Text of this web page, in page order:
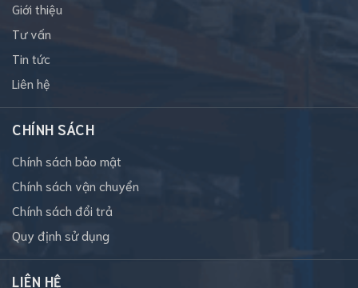
Giới thiệu
Tư vấn
Tin tức
Liên hệ
CHÍNH SÁCH
Chính sách bảo mật
Chính sách vận chuyển
Chính sách đổi trả
Quy định sử dụng
LIÊN HỆ